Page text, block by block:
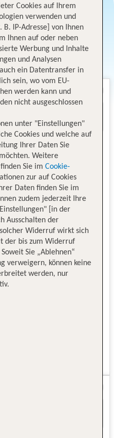
Cookies auf Ihrem
verwenden und
B. IP-Adresse] von Ihnen
Ihnen auf oder neben
Werbung und Inhalte
und Analysen
ein Datentransfer in
sein, wo vom EU-
werden kann und
nicht ausgeschlossen
unter "Einstellungen"
Cookies und welche auf
Ihrer Daten Sie
Weitere
Sie im Cookie-
zur auf Cookies
Daten finden Sie im
zudem jederzeit Ihre
[in der
Ausschalten der
Widerruf wirkt sich
der bis zum Widerruf
Sie „Ablehnen“
verweigern, können keine
werden, nur